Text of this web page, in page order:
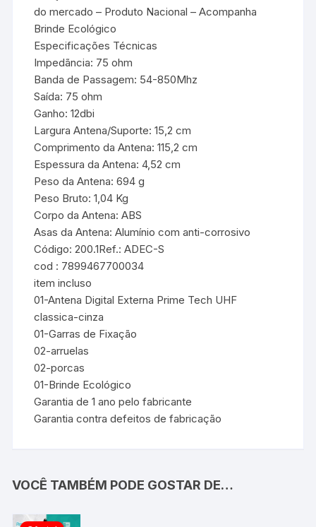
do mercado – Produto Nacional – Acompanha
Brinde Ecológico
Especificações Técnicas
Impedãncia: 75 ohm
Banda de Passagem: 54-850Mhz
Saída: 75 ohm
Ganho: 12dbi
Largura Antena/Suporte: 15,2 cm
Comprimento da Antena: 115,2 cm
Espessura da Antena: 4,52 cm
Peso da Antena: 694 g
Peso Bruto: 1,04 Kg
Corpo da Antena: ABS
Asas da Antena: Alumínio com anti-corrosivo
Código: 200.1Ref.: ADEC-S
cod : 7899467700034
item incluso
01-Antena Digital Externa Prime Tech UHF
classica-cinza
01-Garras de Fixação
02-arruelas
02-porcas
01-Brinde Ecológico
Garantia de 1 ano pelo fabricante
Garantia contra defeitos de fabricação
VOCÊ TAMBÉM PODE GOSTAR DE…